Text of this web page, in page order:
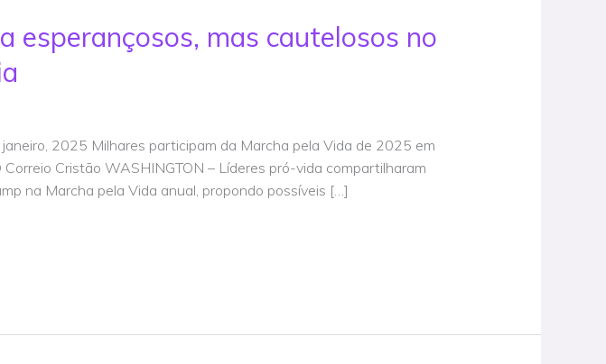
esperançosos, mas cautelosos no
2025 Milhares participam da Marcha pela Vida de 2025 em
Cristão WASHINGTON – Líderes pró-vida compartilharam
na Marcha pela Vida anual, propondo possíveis […]